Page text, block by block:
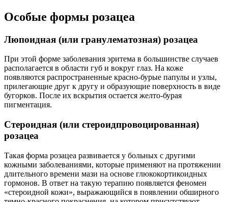
Особые формы розацеа
Люпоидная (или гранулематозная) розацеа
При этой форме заболевания эритема в большинстве случаев
располагается в области губ и вокруг глаз. На коже
появляются распространенные красно-бурые папулы и узлы,
прилегающие друг к другу и образующие поверхность в виде
бугорков. После их вскрытия остается желто-бурая
пигментация.
Стероидная (или стероидпровоцированная)
розацеа
Такая форма розацеа развивается у больных с другими
кожными заболеваниями, которые применяют на протяжении
длительного времени мази на основе глюкокортикоидных
гормонов. В ответ на такую терапию появляется феномен
«стероидной кожи», выражающийся в появлении обширного